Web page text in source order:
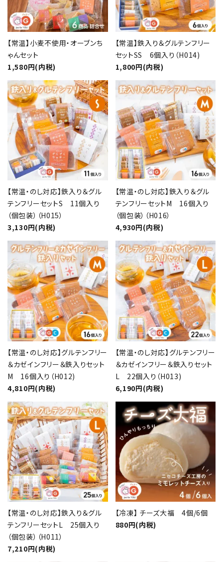
【常温】小麦不使用・オーブンち
ゃんセット
1,580円(内税)
【常温】鉄入り＆グルテンフリー
セットSS 6個入り（H014)
1,800円(内税)
【常温・のし対応】鉄入り＆グル
テンフリーセットS 11個入り
（個包装）（H015）
3,130円(内税)
【常温・のし対応】鉄入り＆グル
テンフリーセットM 16個入り
（個包装）（H016）
4,930円(内税)
【常温・のし対応】グルテンフリー
＆カゼインフリー＆鉄入りセット
M 16個入り（H012)
4,810円(内税)
【常温・のし対応】グルテンフリー
＆カゼインフリー＆鉄入りセット
L 22個入り（H013)
6,190円(内税)
【常温・のし対応】鉄入り＆グル
テンフリーセットL 25個入り
（個包装）（H011）
7,210円(内税)
【冷凍】 チーズ大福 4個/6個
880円(内税)
キーワード
カテゴリー
検索する
close